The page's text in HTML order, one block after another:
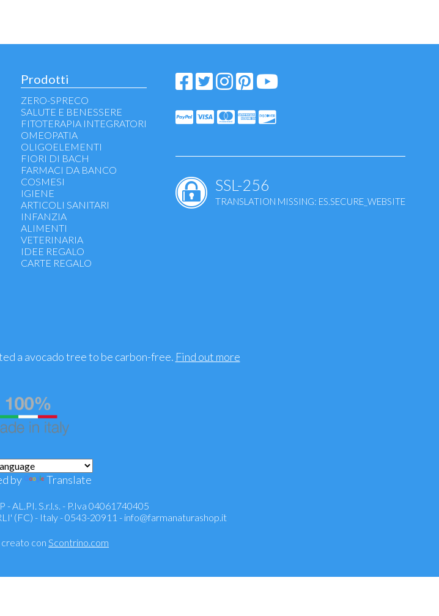
Prodotti
ZERO-SPRECO
SALUTE E BENESSERE
FITOTERAPIA INTEGRATORI
OMEOPATIA
OLIGOELEMENTI
FIORI DI BACH
FARMACI DA BANCO
COSMESI
IGIENE
ARTICOLI SANITARI
INFANZIA
ALIMENTI
VETERINARIA
IDEE REGALO
CARTE REGALO
SSL-256
TRANSLATION MISSING: ES.SECURE_WEBSITE
a avocado tree to be carbon-free. Find out more
by Translate
- AL.PI. S.r.l.s. - P.Iva 04061740405
(FC) - Italy - 0543-20911 - info@farmanaturashop.it
con Scontrino.com